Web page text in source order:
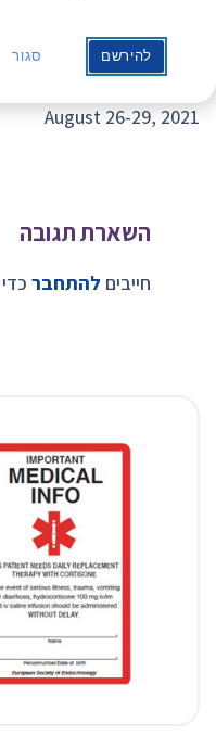
IOF-ESCEO
August 26-29, 2021
השארת תגובה
חייבים להתחבר
להירשם סגור